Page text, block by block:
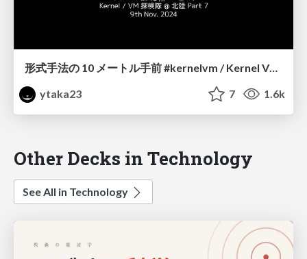
形式手法の 10 メートル手前 #kernelvm / Kernel VM Study Hokuriku Part 7
ytaka23
7 1.6k
Other Decks in Technology
See All in Technology